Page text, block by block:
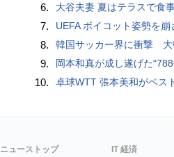
6. 大谷夫妻 夏はテラスで食
7. UEFA ボイコット姿勢を崩
8. 韓国サッカー界に衝撃 大韓サッカー協会に外国人審判への“性
9. 岡本和真が成し遂げた“788億円男超え” いつのまにか「
10. 卓球WTT 張本美和がベス
ニューストップ IT 経済